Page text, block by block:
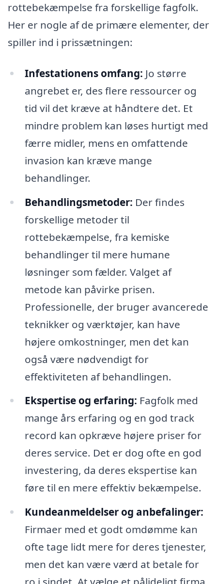
rottebekæmpelse fra forskellige fagfolk.
Her er nogle af de primære elementer, der
spiller ind i prissætningen:
Infestationens omfang: Jo større
angrebet er, des flere ressourcer og
tid vil det kræve at håndtere det. Et
mindre problem kan løses hurtigt med
færre midler, mens en omfattende
invasion kan kræve mange
behandlinger.
Behandlingsmetoder: Der findes
forskellige metoder til
rottebekæmpelse, fra kemiske
behandlinger til mere humane
løsninger som fælder. Valget af
metode kan påvirke prisen.
Professionelle, der bruger avancerede
teknikker og værktøjer, kan have
højere omkostninger, men det kan
også være nødvendigt for
effektiviteten af behandlingen.
Ekspertise og erfaring: Fagfolk med
mange års erfaring og en god track
record kan opkræve højere priser for
deres service. Det er dog ofte en god
investering, da deres ekspertise kan
føre til en mere effektiv bekæmpelse.
Kundeanmeldelser og anbefalinger:
Firmaer med et godt omdømme kan
ofte tage lidt mere for deres tjenester,
men det kan være værd at betale for